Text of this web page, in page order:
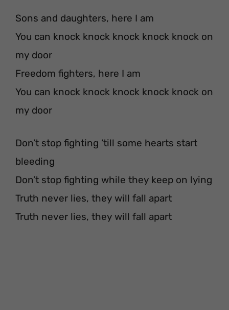
Sons and daughters, here I am
You can knock knock knock knock knock on
my door
Freedom fighters, here I am
You can knock knock knock knock knock on
my door
Don’t stop fighting ‘till some hearts start
bleeding
Don’t stop fighting while they keep on lying
Truth never lies, they will fall apart
Truth never lies, they will fall apart